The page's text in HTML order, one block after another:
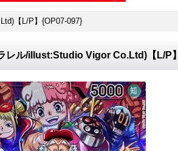
【L/P】{OP07-097}
レル/illust:Studio Vigor Co.Ltd)【L/P